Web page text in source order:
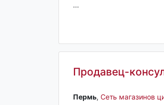
...
Продавец-
Пермь‎, Сеть магазинов